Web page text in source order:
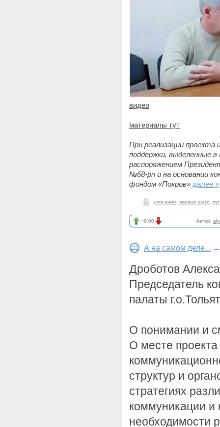
видео
материалы тут
При реализации проекта
поддержки, выделенные
распоряжением
№68-рп и на основании
фондом «Покров» далее »
описание первые шаги
+6.00 Автор:
А на самом деле...
Дроботов
Председатель
палаты
О понимании и
О месте проекта
структур и
стратегиях
коммуникации
необходимости